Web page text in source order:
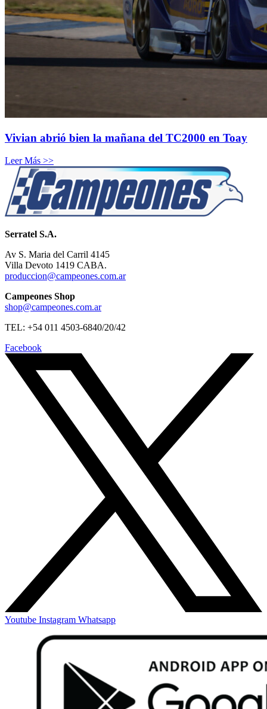
Vivian abrió bien la mañana del TC2000 en Toay
Leer Más >>
Serratel S.A.
Av S. Maria del Carril 4145
Villa Devoto 1419 CABA.
produccion@campeones.com.ar
Campeones Shop
shop@campeones.com.ar
TEL: +54 011 4503-6840/20/42
Facebook
Youtube Instagram Whatsapp